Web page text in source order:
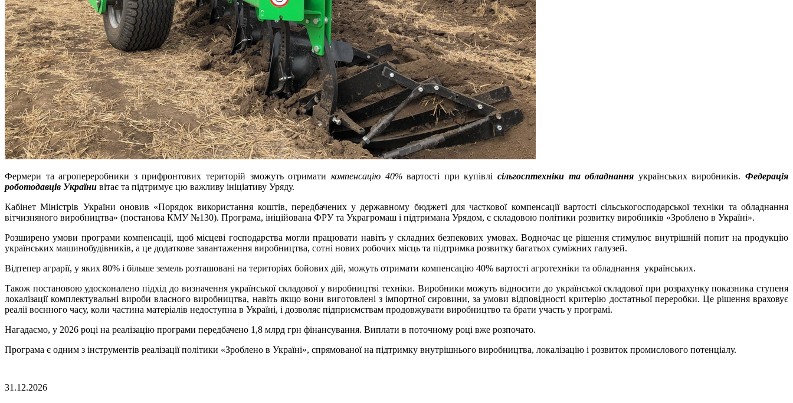
Фермери та агропереробники з прифронтових територій зможуть отримати компенсацію 40%вартості при купівлі сільгосптехніки та обладнання українських виробників.Федерація
роботодавців України вітає та підтримує цю важливу ініціативу Уряду.
Кабінет Міністрів України оновив «Порядок використання коштів, передбачених у державному бюджеті для часткової компенсації вартості сільськогосподарської техніки та обладнання
вітчизняного виробництва» (постанова КМУ №130). Програма, ініційована ФРУ та Украгромаш і підтримана Урядом, є складовою політики розвитку виробників «Зроблено в Україні».
Розширено умови програми компенсації, щоб місцеві господарства могли працювати навіть у складних безпекових умовах. Водночас це рішення стимулює внутрішній попит на продукцію
українських машинобудівників, а це додаткове завантаження виробництва, сотні нових робочих місць та підтримка розвитку багатьох суміжних галузей.
Відтепер аграрії, у яких 80% і більше земель розташовані на територіях бойових дій, можуть отримати компенсацію 40% вартості агротехніки та обладнання українських.
Також постановою удосконалено підхід до визначення української складової у виробництві техніки. Виробники можуть відносити до української складової при розрахунку показника ступеня
локалізації комплектувальні вироби власного виробництва, навіть якщо вони виготовлені з імпортної сировини, за умови відповідності критерію достатньої переробки. Це рішення враховує
реалії воєнного часу, коли частина матеріалів недоступна в Україні, і дозволяє підприємствам продовжувати виробництво та брати участь у програмі.
Нагадаємо, у 2026 році на реалізацію програми передбачено 1,8 млрд грн фінансування. Виплати в поточному році вже розпочато.
Програма є одним з інструментів реалізації політики «Зроблено в Україні», спрямованої на підтримку внутрішнього виробництва, локалізацію і розвиток промислового потенціалу.
31.12.2026